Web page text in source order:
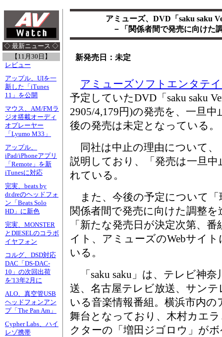
◇ 最新ニュース ◇
【11月30日】
レビュー
アップル、UIを一
新した「iTunes
11」を公開
マウス、AM/FMラ
ジオ搭載オーディ
オプレーヤー
「Lyumo M33」
アップル、
iPad/iPhoneアプリ
「Remote」を新
iTunesに対応
完実、beats by
dr.dreのヘッドフォ
ン「Beats Solo
HD」に新色
完実、MONSTER
とDIESELのコラボ
イヤフォン
コルグ、DSD対応
DAC「DS-DAC-
10」の次回出荷
を'13年2月に
ALO、真空管USB
ヘッドフォンアン
プ「The Pan Am」
Cypher Labs、ハイ
レゾ携帯
アミューズ、DVD「saku saku
－「関係者間で発売に向けた
新発売日：未定
アミューズソフトエンタテ
予定していたDVD「saku saku
2905/4,179円)の発売を、一旦
後の発売は未定となっている。
同社は中止の理由について、
説明しており、「発売は一旦
れている。
また、今後の予定について「
関係者間で発売に向けた調整
「新たな発売日が決定次第、
イト、アミューズのWebサイ
いる。
「saku saku」は、テレビ神
送、名古屋テレビ放送、サン
いる音楽情報番組。横浜市内
舞台となっており、木村カエ
クターの「増田ジゴロウ」が